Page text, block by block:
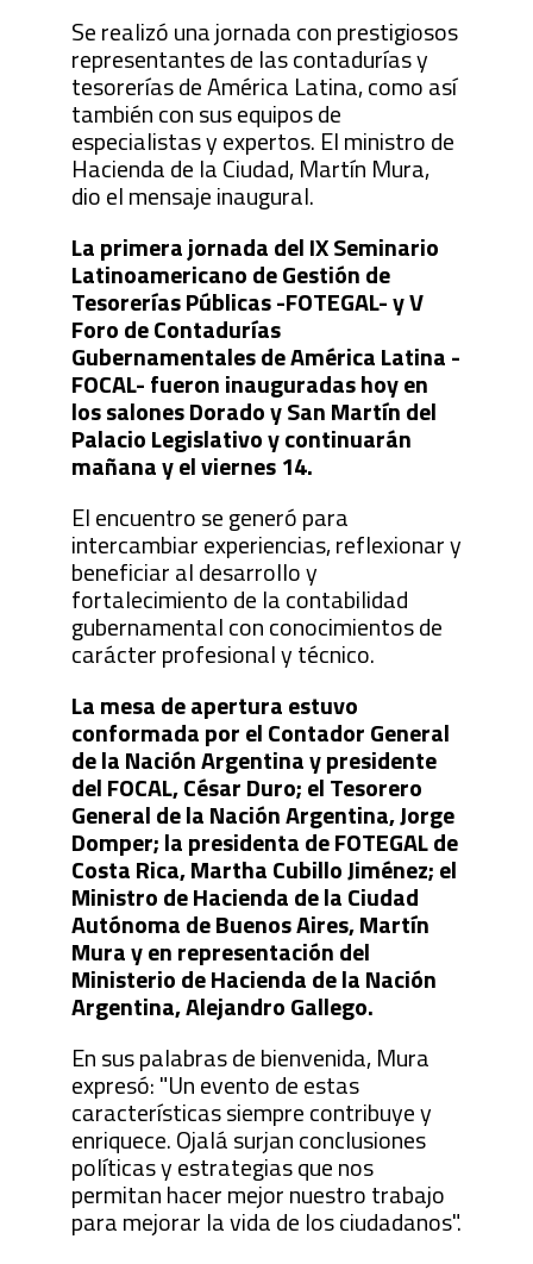
Se realizó una jornada con prestigiosos
representantes de las contadurías y
tesorerías de América Latina, como así
también con sus equipos de
especialistas y expertos. El ministro de
Hacienda de la Ciudad, Martín Mura,
dio el mensaje inaugural.
La primera jornada del IX Seminario
Latinoamericano de Gestión de
Tesorerías Públicas -FOTEGAL- y V
Foro de Contadurías
Gubernamentales de América Latina -
FOCAL- fueron inauguradas hoy en
los salones Dorado y San Martín del
Palacio Legislativo y continuarán
mañana y el viernes 14.
El encuentro se generó para
intercambiar experiencias, reflexionar y
beneficiar al desarrollo y
fortalecimiento de la contabilidad
gubernamental con conocimientos de
carácter profesional y técnico.
La mesa de apertura estuvo
conformada por el Contador General
de la Nación Argentina y presidente
del FOCAL, César Duro; el Tesorero
General de la Nación Argentina, Jorge
Domper; la presidenta de FOTEGAL de
Costa Rica, Martha Cubillo Jiménez; el
Ministro de Hacienda de la Ciudad
Autónoma de Buenos Aires, Martín
Mura y en representación del
Ministerio de Hacienda de la Nación
Argentina, Alejandro Gallego.
En sus palabras de bienvenida, Mura
expresó: "Un evento de estas
características siempre contribuye y
enriquece. Ojalá surjan conclusiones
políticas y estrategias que nos
permitan hacer mejor nuestro trabajo
para mejorar la vida de los ciudadanos".